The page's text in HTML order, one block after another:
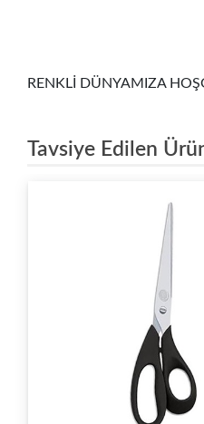
RENKLİ DÜNYAMIZA
Tavsiye Edilen